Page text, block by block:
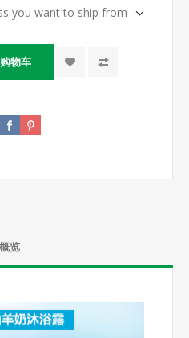
you want to ship from
概览